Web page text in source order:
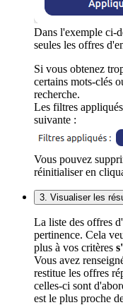
Dans l'exemple ci-
seules les offres
Si vous obtenez
certains mots-clés
recherche.
Les filtres
suivante :
Vous pouvez
réinitialiser en
3. Visualiser les
La liste des offres
pertinence. Cela
plus à vos critères
Vous avez
restitue les offres
celles-ci sont
est le plus proche